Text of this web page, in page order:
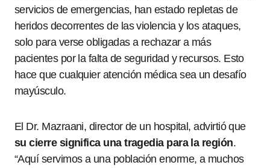
servicios de emergencias, han estado repletas de
heridos decorrentes de las violencia y los ataques,
solo para verse obligadas a rechazar a más
pacientes por la falta de seguridad y recursos. Esto
hace que cualquier atención médica sea un desafío
mayúsculo.
El Dr. Mazraani, director de un hospital, advirtió que
su cierre significa una tragedia para la región.
“Aquí servimos a una población enorme, a muchos